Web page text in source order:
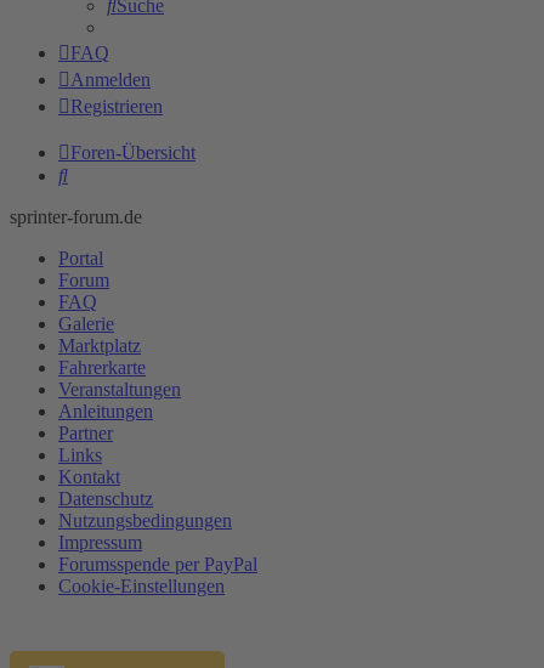
Suche
FAQ
Anmelden
Registrieren
Foren-Übersicht
Suche
sprinter-forum.de
Portal
Forum
FAQ
Galerie
Marktplatz
Fahrerkarte
Veranstaltungen
Anleitungen
Partner
Links
Kontakt
Datenschutz
Nutzungsbedingungen
Impressum
Forumsspende per PayPal
Cookie-Einstellungen